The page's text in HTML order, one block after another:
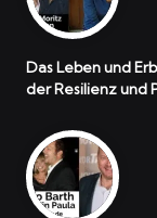
Das Leben und
der Resilienz und